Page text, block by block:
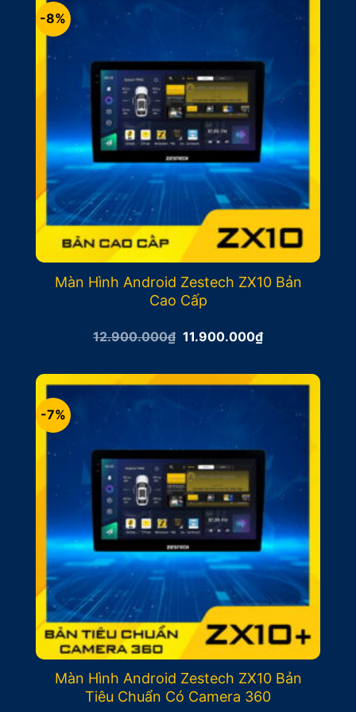
-8%
Màn Hình Android Zestech ZX10 Bản
Cao Cấp
12.900.000₫ Giá
12.900.000₫.
11.900.000₫Giá
hiện
là:
11.900.000₫.
-7%
Màn Hình Android Zestech ZX10 Bản
Tiêu Chuẩn Có Camera 360